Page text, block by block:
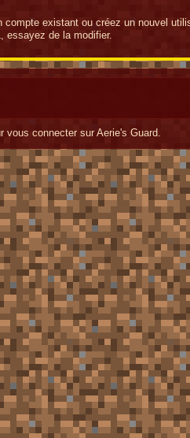
existant ou créez un nouvel
essayez de la modifier.
vous connecter sur Aerie's Guard.